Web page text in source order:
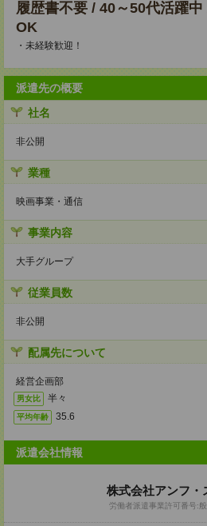
履歴書不要 / 40～50代活躍
OK
・未経験歓迎！
派遣先の概要
社名
非公開
業種
映画事業・通信
事業内容
大手グループ
従業員数
非公開
配属先について
経営企画部
男女比 半々
平均年齢 35.6
派遣会社情報
株式会社アンフ・
労働者派遣事業許可番号: